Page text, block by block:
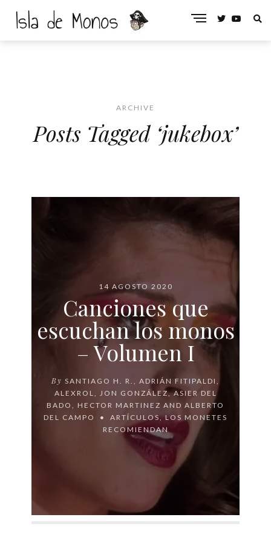
ARCHIVE
Posts Tagged ‘jukebox’
14 AGOSTO 2020
Canciones que
escuchan los monos
– Volumen I
By SANTIAGO H. R. ADRIÁN FITIPALDI
ALEXROL
JON GONZÁLEZ,ASIER DEL
BADO
HECTOR MARTINEZ AND ALBERTO
DEL CAMPO
ARTÍCULOS,LOS MONETES
RECOMIENDAN